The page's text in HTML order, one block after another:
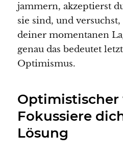
jammern, akzeptierst
sie sind, und versuchst,
deiner momentanen
genau das bedeutet
Optimismus.
Optimistischer
Fokussiere
Lösung